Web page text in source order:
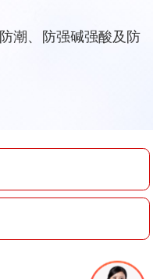
潮、防强碱强酸及防